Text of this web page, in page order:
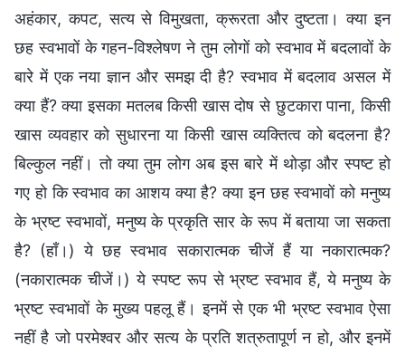
अहंकार, कपट, सत्य से विमुखता, क्रूरता और दुष्टता। क्या इन
छह स्वभावों के गहन-विश्लेषण ने तुम लोगों को स्वभाव में बदलावों के
बारे में एक नया ज्ञान और समझ दी है? स्वभाव में बदलाव असल में
क्या हैं? क्या इसका मतलब किसी खास दोष से छुटकारा पाना, किसी
खास व्यवहार को सुधारना या किसी खास व्यक्तित्व को बदलना है?
बिल्कुल नहीं। तो क्या तुम लोग अब इस बारे में थोड़ा और स्पष्ट हो
गए हो कि स्वभाव का आशय क्या है? क्या इन छह स्वभावों को मनुष्य
के भ्रष्ट स्वभावों, मनुष्य के प्रकृति सार के रूप में बताया जा सकता
है? (हाँ।) ये छह स्वभाव सकारात्मक चीजें हैं या नकारात्मक?
(नकारात्मक चीजें।) ये स्पष्ट रूप से भ्रष्ट स्वभाव हैं, ये मनुष्य के
भ्रष्ट स्वभावों के मुख्य पहलू हैं। इनमें से एक भी भ्रष्ट स्वभाव ऐसा
नहीं है जो परमेश्वर और सत्य के प्रति शत्रुतापूर्ण न हो, और इनमें